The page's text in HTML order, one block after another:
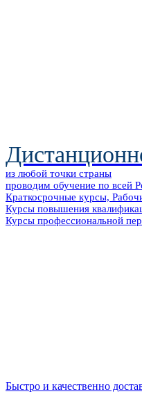
из любой точки страны
проводим обучение по всей
Краткосрочные курсы,
Курсы повышения
Курсы профессиональной
Быстро и качественно